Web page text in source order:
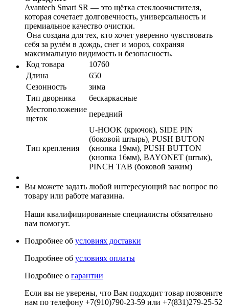
Avantech Smart SR — это щётка стеклоочистителя,
которая сочетает долговечность, универсальность и
премиальное качество очистки.
Она создана для тех, кто хочет уверенно чувствовать
себя за рулём в дождь, снег и мороз, сохраняя
максимальную видимость и безопасность.
Код товара
10760
Длина
650
Сезонность
зима
Тип дворника
бескаркасные
Местоположение
щеток
передний
Тип крепления
U-HOOK (крючок), SIDE PIN
(боковой штырь), PUSH BUTON
(кнопка 19мм), PUSH BUTTON
(кнопка 16мм), BAYONET (штык),
PINCH TAB (боковой зажим)
Вы можете задать любой интересующий вас вопрос по
товару или работе магазина.
Наши квалифицированные специалисты обязательно
вам помогут.
Подробнее об условиях доставки
Подробнее об условиях оплаты
Подробнее о гарантии
Если вы не уверены, что Вам подходит товар позвоните
нам по телефону +7(910)790-23-59 или +7(831)279-25-52